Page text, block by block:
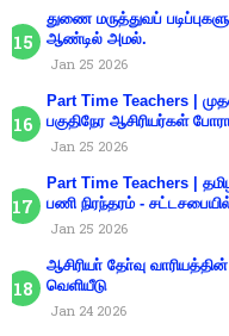
துணை மருத்துவப்
ஆண்டில் அமல்.
Jan 25 2026
Part Time Teachers |
பகுதிநேர ஆசிரியர்கள்
Jan 25 2026
Part Time Teachers |
பணி நிரந்தரம் -
Jan 25 2026
ஆசிரியா் தோ்வு
வெளியீடு
Jan 24 2026